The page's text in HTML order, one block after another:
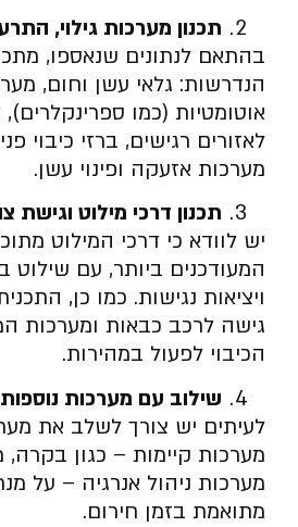
תכנון מערכות גילוי,
בהתאם לנתונים שנאספו,
הנדרשות: גלאי עשן וחום,
אוטומטיות (כמו ספרינקלרים),
לאזורים רגישים, ברזי כיבוי
מערכות אזעקה ופינוי עשן.
תכנון דרכי מילוט וגישת
יש לוודא כי דרכי המילוט
המעודכנים ביותר, עם שילוט
ויציאות נגישות. כמו כן,
גישה לרכב כבאות ומערכות
הכיבוי לפעול במהירות.
שילוב עם מערכות
לעיתים יש צורך לשלב את
מערכות קיימות – כגון בקרה,
מערכות ניהול אנרגיה – על
מתואמת בזמן חירום.